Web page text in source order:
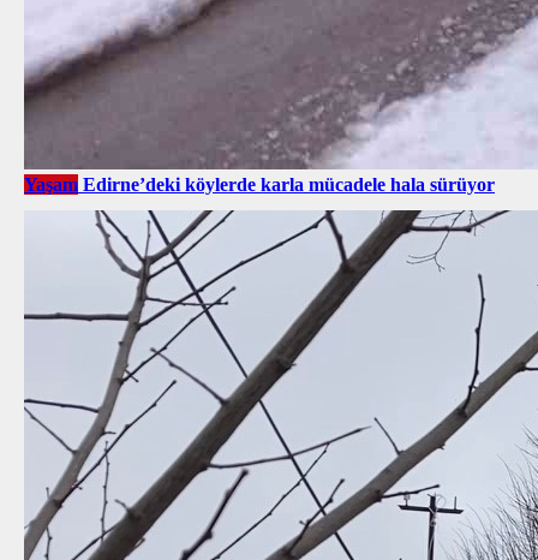
Yaşam Edirne’deki köylerde karla mücadele hala sürüyor